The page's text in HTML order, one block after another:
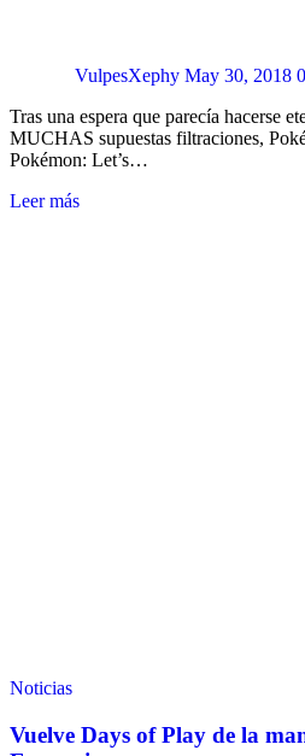
VulpesXephy May 30, 2018 0
Tras una espera que parecía hacerse
MUCHAS supuestas filtraciones,
Pokémon: Let’s…
Leer más
Noticias
Vuelve Days of Play de la